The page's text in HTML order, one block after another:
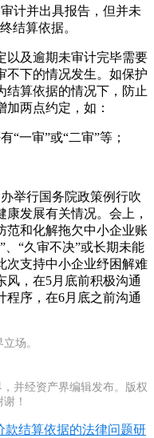
计并出具报告，但并未
结算依据。
以及逾期未审计完毕需要
不下的情况发生。如保护
结算依据的情况下，防止
两点约定，如：
“一审”或“二审”等；
举行国务院政策例行吹
发展有关情况。会上，
范和化解拖欠中小企业账
“久审不决”或长期未能
次支持中小企业纾困解难
风，在5月底前积极沟通
程序，在6月底之前沟通
场。
并经资产界编辑发布。版权
！
款结算依据的法律问题研